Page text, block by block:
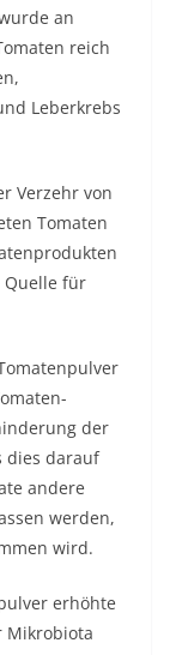
an
reich
Leberkrebs
Verzehr von
Tomaten
Quelle für
der
dies darauf
andere
werden,
wird.
erhöhte
Mikrobiota